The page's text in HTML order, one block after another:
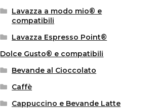
Lavazza a modo mio® e
compatibili
Lavazza Espresso Point®
Dolce Gusto® e compatibili
Bevande al Cioccolato
Caffè
Cappuccino e Bevande Latte